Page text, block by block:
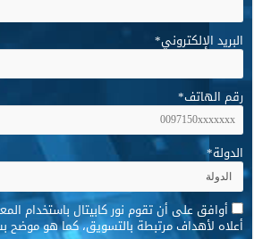
البريد الإلكتروني*
رقم الهاتف*
الدولة*
* أوافق على أن تقوم نور كابيتال باستخدام
أعلاه لأهداف مرتبطة بالتسويق، كما هو موضح